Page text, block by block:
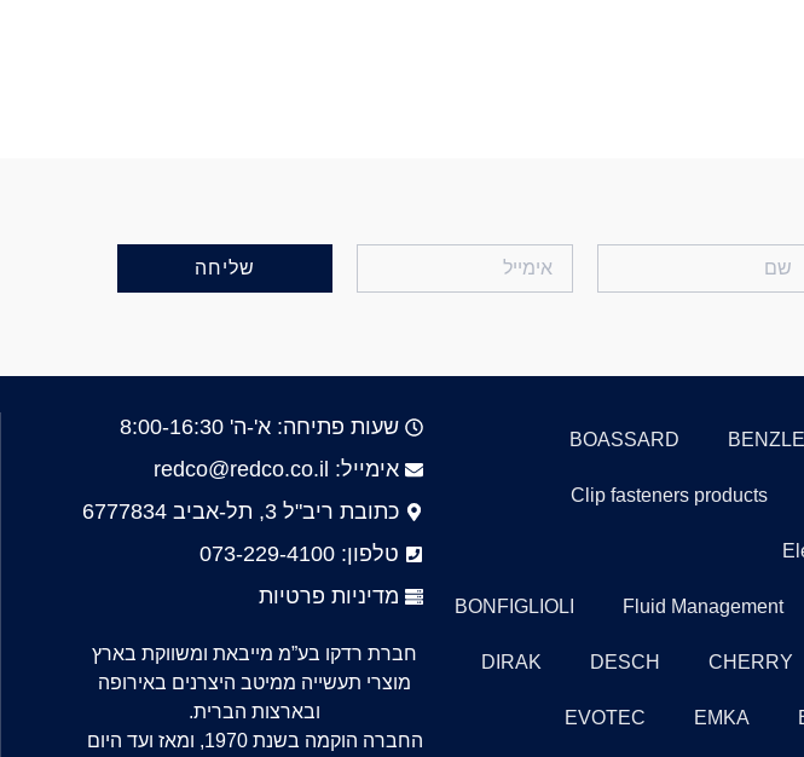
שליחה
BOASSARD
Clip fasteners products
Fluid Management
BONFIGLIOLI
CHERRY
DESCH
DIRAK
EMKA
EVOTEC
שעות פתיחה: א'-ה' 8:00-16:30
אימייל: redco@redco.co.il
כתובת ריב"ל 3, תל-אביב 6777834
טלפון: 073-229-4100
מדיניות פרטיות
חברת רדקו בע”מ מייבאת ומשווקת בארץ
מוצרי תעשייה ממיטב היצרנים באירופה
ובארצות הברית.
החברה הוקמה בשנת 1970, ומאז ועד היום